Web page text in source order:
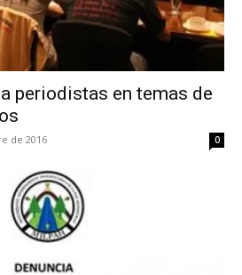
periodistas en temas de
de 2016 0